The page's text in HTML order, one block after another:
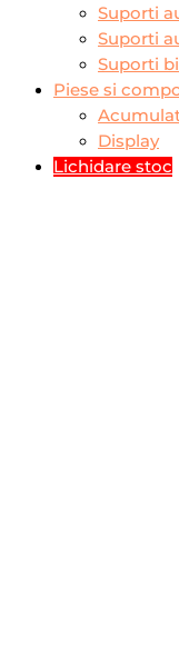
Suporti
Suporti
Suporti
Piese si
Display
Lichidare stoc